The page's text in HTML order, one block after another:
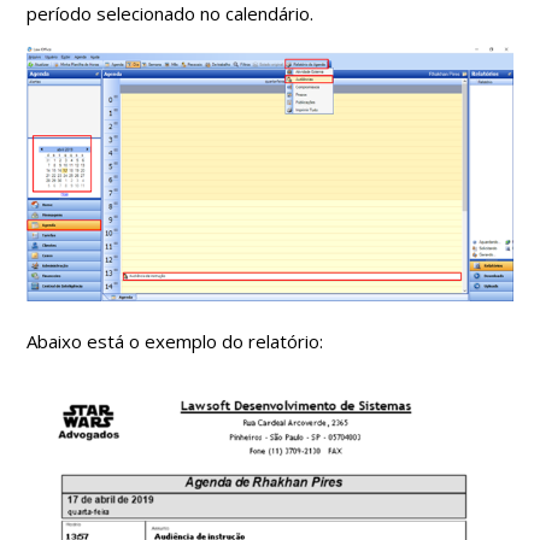
período selecionado no calendário.
Abaixo está o exemplo do relatório: